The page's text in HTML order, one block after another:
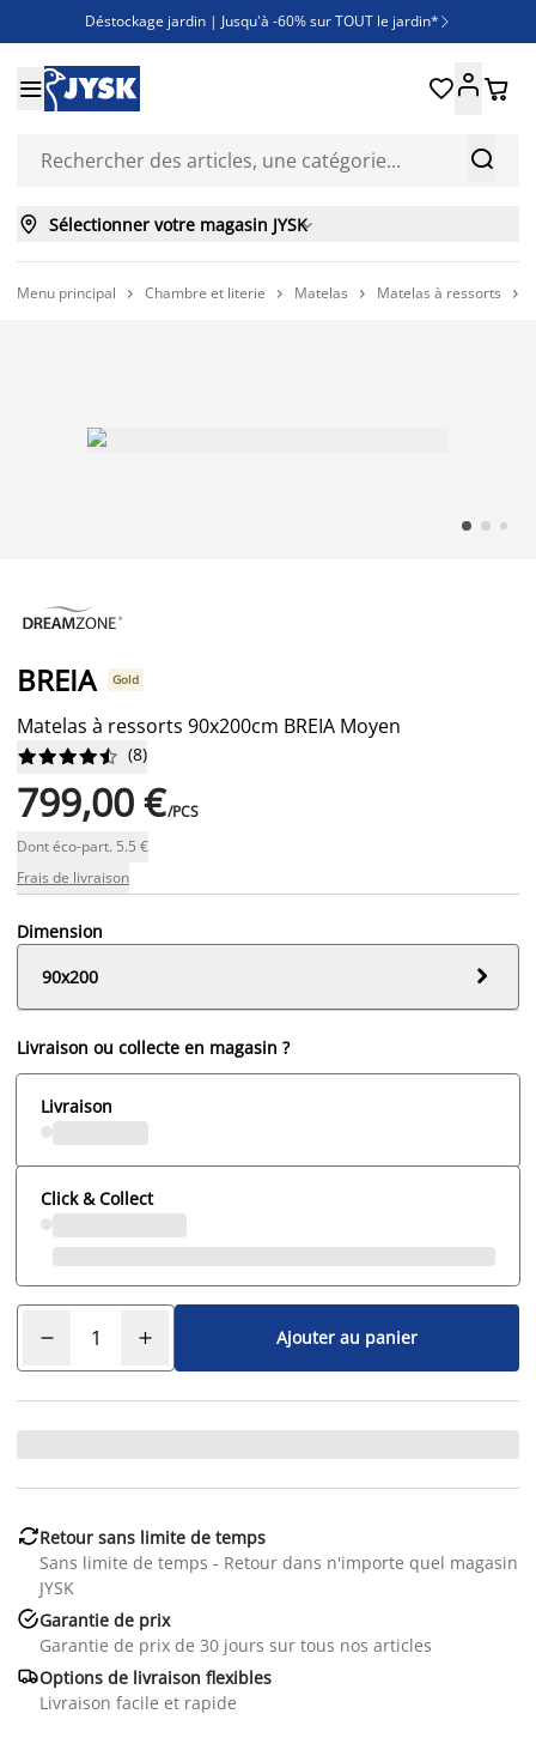
Déstockage jardin | Jusqu'à -60% sur TOUT le jardin* 
Jusqu'à -50% sur une sélection literie
Découvrez les nouveautés de la collection


 
 Sélectionner votre magasin JYSK
Menu principal  Chambre et literie  Matelas  Matelas à ressorts 
BREIA Gold
Matelas à ressorts 90x200cm BREIA Moyen





 (8)
799,00 €/PCS
Dont éco-part. 5.5 €
Frais de livraison
Dimension
90x200

Livraison ou collecte en magasin ?
Livraison
Click & Collect
Ajouter au panier
Retour sans limite de temps
Sans limite de temps - Retour dans n'importe quel magasin
JYSK
Garantie de prix
Garantie de prix de 30 jours sur tous nos articles
Options de livraison flexibles
Livraison facile et rapide